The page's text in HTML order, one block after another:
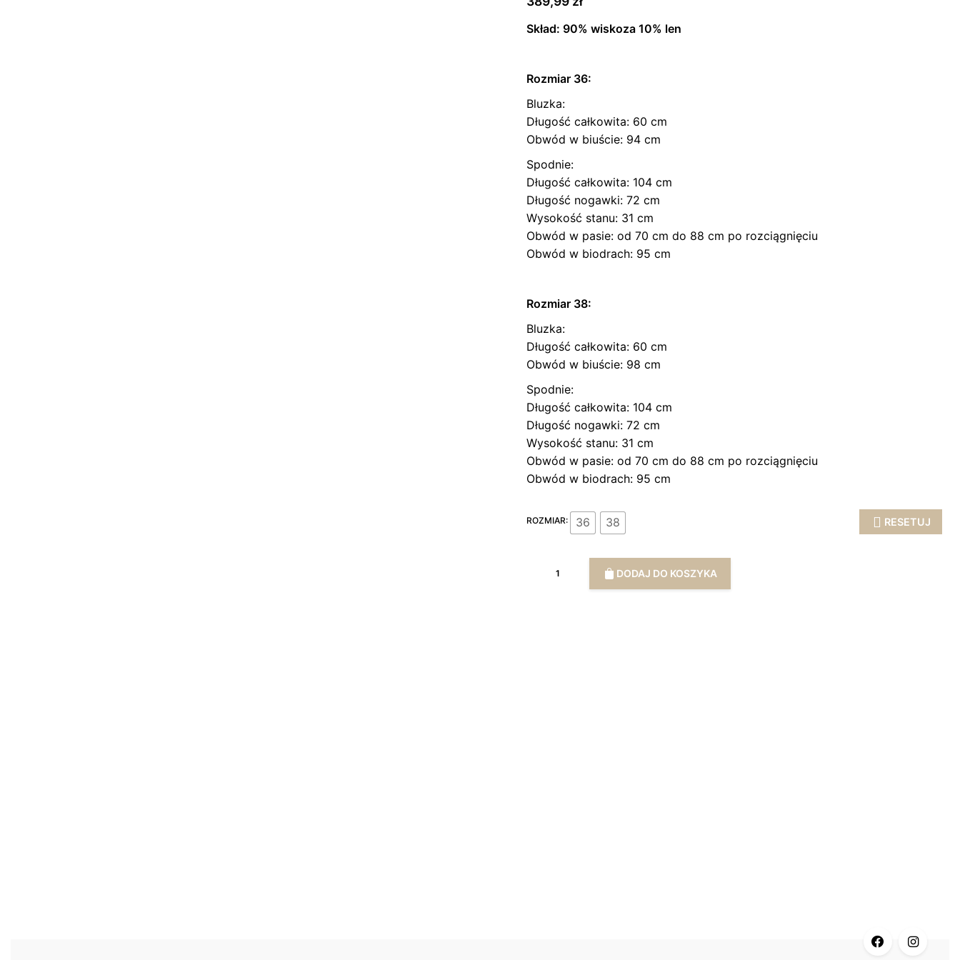
Skład: 90% wiskoza 10% len
Rozmiar 36:
Bluzka:
Długość całkowita: 60 cm
Obwód w biuście: 94 cm
Spodnie:
Długość całkowita: 104 cm
Długość nogawki: 72 cm
Wysokość stanu: 31 cm
Obwód w pasie: od 70 cm do 88 cm po rozciągnięciu
Obwód w biodrach: 95 cm
Rozmiar 38:
Bluzka:
Długość całkowita: 60 cm
Obwód w biuście: 98 cm
Spodnie:
Długość całkowita: 104 cm
Długość nogawki: 72 cm
Wysokość stanu: 31 cm
Obwód w pasie: od 70 cm do 88 cm po rozciągnięciu
Obwód w biodrach: 95 cm
ROZMIAR: 36 38 RESETUJ
DODAJ DO KOSZYKA